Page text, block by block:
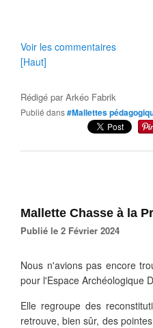
Voir les commentaires
[Haut]
Rédigé parArkéo Fabrik
Publié dans#Mallettes
Mallette Chasse à la
Publié le 2 Février 2024
Nous n'avions pas encore
pour l'Espace Archéologique
Elle regroupe des
retrouve, bien sûr, des